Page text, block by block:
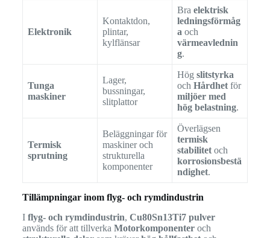
Elektronik
Kontaktdon,
plintar,
kylflänsar
Bra elektrisk
ledningsförmåg
a och
värmeavlednin
g.
Tunga
maskiner
Lager,
bussningar,
slitplattor
Hög slitstyrka
och Hårdhetför
miljöer med
hög belastning.
Termisk
sprutning
Beläggningar för
maskiner och
strukturella
komponenter
Överlägsen
termisk
stabilitetoch
korrosionsbestä
ndighet.
Tillämpningar inom flyg- och rymdindustrin
I flyg- och rymdindustrin, Cu80Sn13Ti7 pulver
används för att tillverka Motorkomponenteroch